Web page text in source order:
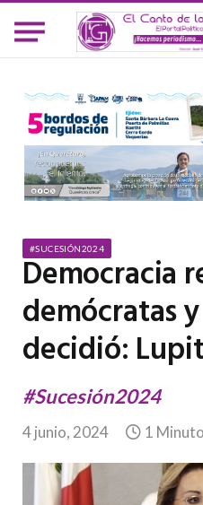
#SUCESIÓN2024
Democracia
demócratas
decidió:
#Sucesión2024
4 junio, 2024 1